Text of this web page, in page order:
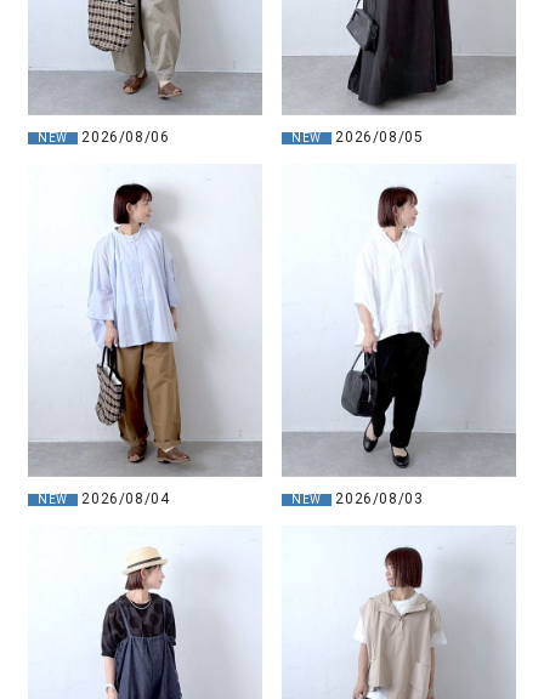
NEW 2026/08/06 NEW 2026/08/05
NEW 2026/08/04 NEW 2026/08/03